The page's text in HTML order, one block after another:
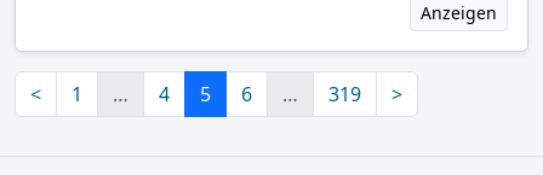
Anzeigen
< 1 … 4 5 6 … 319 >